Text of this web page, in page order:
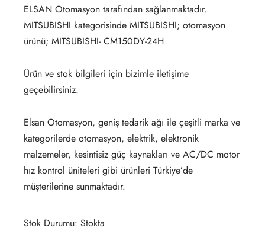
ELSAN Otomasyon tarafından sağlanmaktadır.
MITSUBISHI kategorisinde MITSUBISHI; otomasyon
ürünü; MITSUBISHI- CM150DY-24H
Ürün ve stok bilgileri için bizimle iletişime
geçebilirsiniz.
Elsan Otomasyon, geniş tedarik ağı ile çeşitli marka ve
kategorilerde otomasyon, elektrik, elektronik
malzemeler, kesintisiz güç kaynakları ve AC/DC motor
hız kontrol üniteleri gibi ürünleri Türkiye’de
müşterilerine sunmaktadır.
Stok Durumu: Stokta